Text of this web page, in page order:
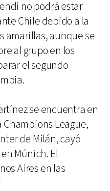
no podrá estar
Chile debido a la
amarillas, aunque se
al grupo en los
el segundo
se encuentra en
Champions League,
de Milán, cayó
Múnich. El
Aires en las